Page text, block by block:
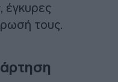
έγκυρες
τους.